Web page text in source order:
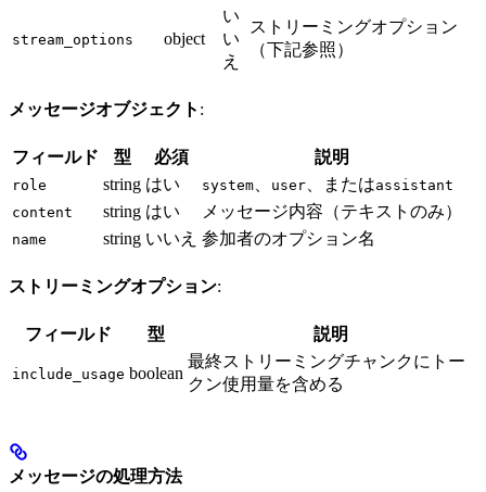
stream_options object
い
い
え
ストリーミングオプション
（下記参照）
メッセージオブジェクト :
フィールド 型 必須 説明
role string はい system user 、またはassistant
content
string はい メッセージ内容（テキストのみ）
name string いいえ 参加者のオプション名
ストリーミングオプション:
フィールド 型 説明
include_usage boolean
最終ストリーミングチャンクにトー
クン使用量を含める
メッセージの処理方法